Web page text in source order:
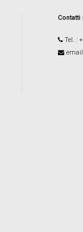
Tel. :
email